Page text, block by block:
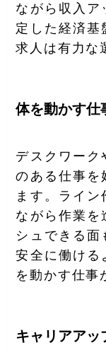
ながら収入ア
定した経済基
求人は有力な
体を動かす仕
デスクワーク
のある仕事を
ます。ライン
ながら作業を
シュできる
安全に働ける
を動かす仕事
キャリアアッ